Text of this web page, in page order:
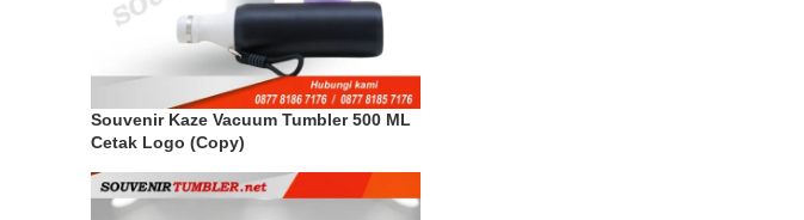
Souvenir Kaze Vacuum Tumbler 500 ML
Cetak Logo (Copy)